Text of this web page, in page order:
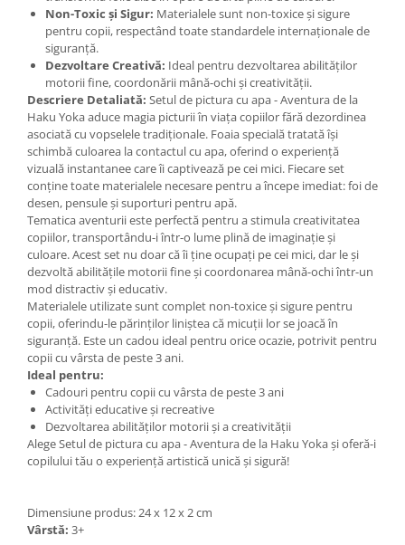
Non-Toxic și Sigur: Materialele sunt non-toxice și sigure
pentru copii, respectând toate standardele internaționale de
siguranță.
Dezvoltare Creativă: Ideal pentru dezvoltarea abilităților
motorii fine, coordonării mână-ochi și creativității.
Descriere Detaliată: Setul de pictura cu apa - Aventura de la
Haku Yoka aduce magia picturii în viața copiilor fără dezordinea
asociată cu vopselele tradiționale. Foaia specială tratată își
schimbă culoarea la contactul cu apa, oferind o experiență
vizuală instantanee care îi captivează pe cei mici. Fiecare set
conține toate materialele necesare pentru a începe imediat: foi de
desen, pensule și suporturi pentru apă.
Tematica aventurii este perfectă pentru a stimula creativitatea
copiilor, transportându-i într-o lume plină de imaginație și
culoare. Acest set nu doar că îi ține ocupați pe cei mici, dar le și
dezvoltă abilitățile motorii fine și coordonarea mână-ochi într-un
mod distractiv și educativ.
Materialele utilizate sunt complet non-toxice și sigure pentru
copii, oferindu-le părinților liniștea că micuții lor se joacă în
siguranță. Este un cadou ideal pentru orice ocazie, potrivit pentru
copii cu vârsta de peste 3 ani.
Ideal pentru:
Cadouri pentru copii cu vârsta de peste 3 ani
Activități educative și recreative
Dezvoltarea abilităților motorii și a creativității
Alege Setul de pictura cu apa - Aventura de la Haku Yoka și oferă-i
copilului tău o experiență artistică unică și sigură!
Dimensiune produs: 24 x 12 x 2 cm
Vârstă: 3+